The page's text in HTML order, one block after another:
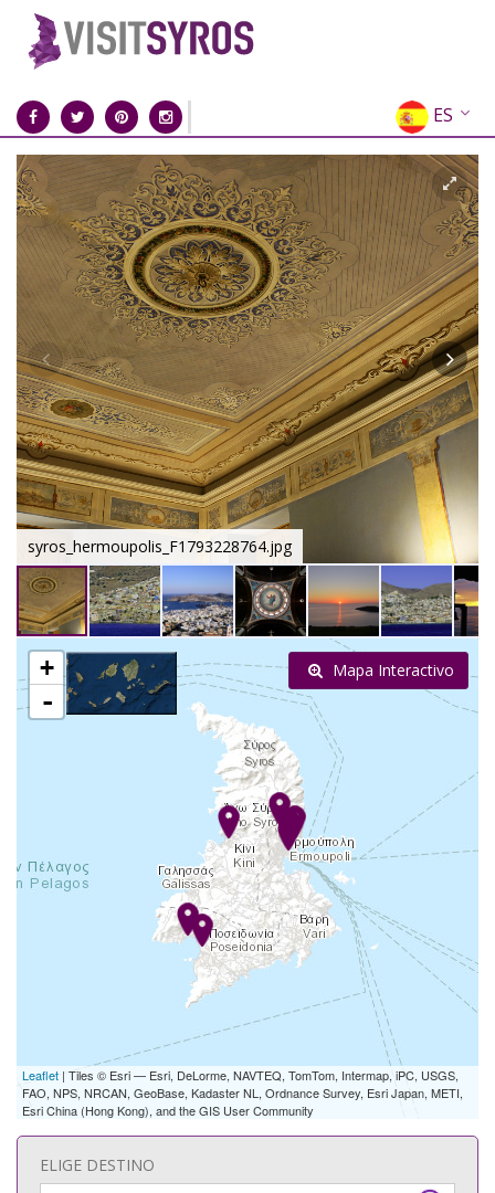
ES
EN
EL
FR
DE
IT
RU
CN
syros_hermoupolis_F1793228764.jpg
+
-
Leaflet | Tiles © Esri — Esri, DeLorme, NAVTEQ, TomTom, Intermap, iPC, USGS,
FAO, NPS, NRCAN, GeoBase, Kadaster NL, Ordnance Survey, Esri Japan, METI,
Esri China (Hong Kong), and the GIS User Community
Mapa Interactivo
ELIGE DESTINO